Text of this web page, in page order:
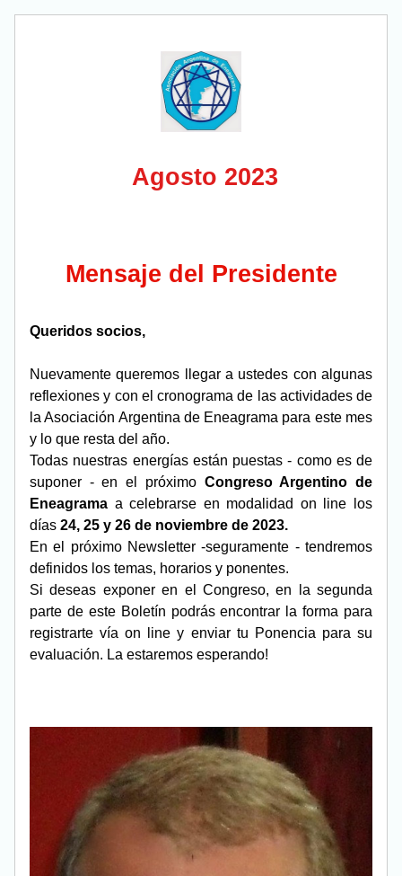
Agosto 2023
Mensaje del Presidente
Queridos socios,
Nuevamente queremos llegar a ustedes con algunas
reflexiones y con el cronograma de las actividades de
la Asociación Argentina de Eneagrama para este mes
y lo que resta del año.
Todas nuestras energías están puestas - como es de
suponer - en el próximo Congreso Argentino de
Eneagrama a celebrarse en modalidad on line los
días 24, 25 y 26 de noviembre de 2023.
En el próximo Newsletter -seguramente - tendremos
definidos los temas, horarios y ponentes.
Si deseas exponer en el Congreso, en la segunda
parte de este Boletín podrás encontrar la forma para
registrarte vía on line y enviar tu Ponencia para su
evaluación. La estaremos esperando!